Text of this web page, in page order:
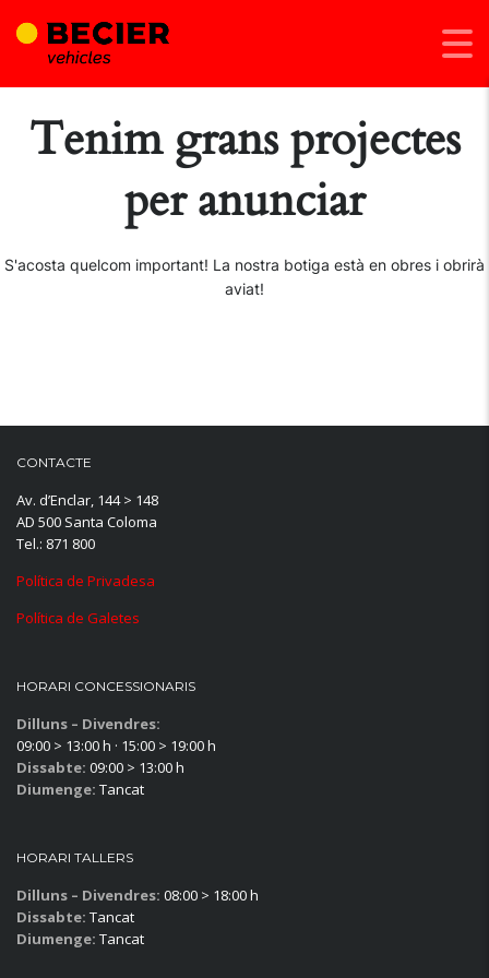
Tenim grans projectes
per anunciar
S'acosta quelcom important! La nostra botiga està en obres i obrirà
aviat!
CONTACTE
Av. d’Enclar, 144 > 148
AD 500 Santa Coloma
Tel.: 871 800
Política de Privadesa
Política de Galetes
HORARI CONCESSIONARIS
Dilluns – Divendres:
09:00 > 13:00 h · 15:00 > 19:00 h
Dissabte: 09:00 > 13:00 h
Diumenge: Tancat
HORARI TALLERS
Dilluns – Divendres: 08:00 > 18:00 h
Dissabte: Tancat
Diumenge: Tancat